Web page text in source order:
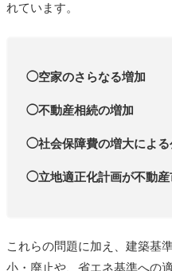
れています。
◯空家のさらなる増加
◯不動産相続の増加
◯社会保障費の増大による
◯立地適正化計画が不動産
これらの問題に加え、建築基
小・廃止や、省エネ基準への